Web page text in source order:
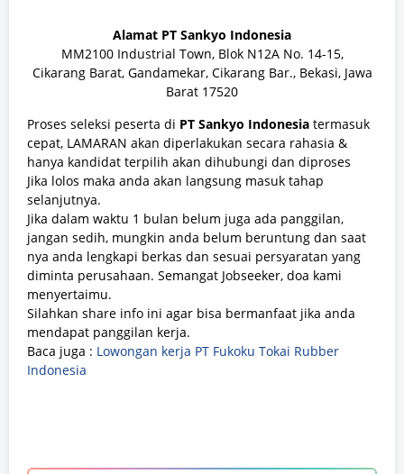
Alamat PT Sankyo Indonesia
MM2100 Industrial Town, Blok N12A No. 14-15,
Cikarang Barat, Gandamekar, Cikarang Bar., Bekasi, Jawa
Barat 17520
Proses seleksi peserta di PT Sankyo Indonesia termasuk
cepat, LAMARAN akan diperlakukan secara rahasia &
hanya kandidat terpilih akan dihubungi dan diproses
Jika lolos maka anda akan langsung masuk tahap
selanjutnya.
Jika dalam waktu 1 bulan belum juga ada panggilan,
jangan sedih, mungkin anda belum beruntung dan saat
nya anda lengkapi berkas dan sesuai persyaratan yang
diminta perusahaan. Semangat Jobseeker, doa kami
menyertaimu.
Silahkan share info ini agar bisa bermanfaat jika anda
mendapat panggilan kerja.
Baca juga : Lowongan kerja PT Fukoku Tokai Rubber
Indonesia